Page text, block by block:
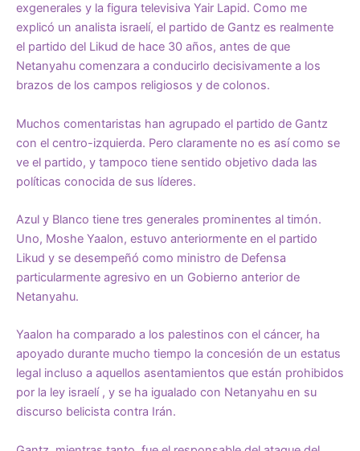
exgenerales y la figura televisiva Yair Lapid. Como me
explicó un analista israelí, el partido de Gantz es realmente
el partido del Likud de hace 30 años, antes de que
Netanyahu comenzara a conducirlo decisivamente a los
brazos de los campos religiosos y de colonos.
Muchos comentaristas han agrupado el partido de Gantz
con el centro-izquierda. Pero claramente no es así como se
ve el partido, y tampoco tiene sentido objetivo dada las
políticas conocida de sus líderes.
Azul y Blanco tiene tres generales prominentes al timón.
Uno, Moshe Yaalon, estuvo anteriormente en el partido
Likud y se desempeñó como ministro de Defensa
particularmente agresivo en un Gobierno anterior de
Netanyahu.
Yaalon ha comparado a los palestinos con el cáncer, ha
apoyado durante mucho tiempo la concesión de un estatus
legal incluso a aquellos asentamientos que están prohibidos
por la ley israelí, y se ha igualado con Netanyahu en su
discurso belicista contra Irán.